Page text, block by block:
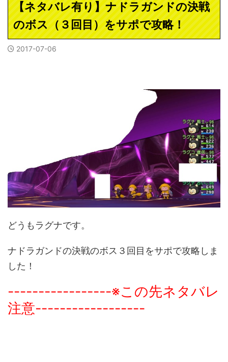
【ネタバレ有り】ナドラガンドの決戦
のボス（３回目）をサポで攻略！
2017-07-06
どうもラグナです。
ナドラガンドの決戦のボス３回目をサポで攻略しま
した！
-----------------※この先ネタバレ
注意------------------